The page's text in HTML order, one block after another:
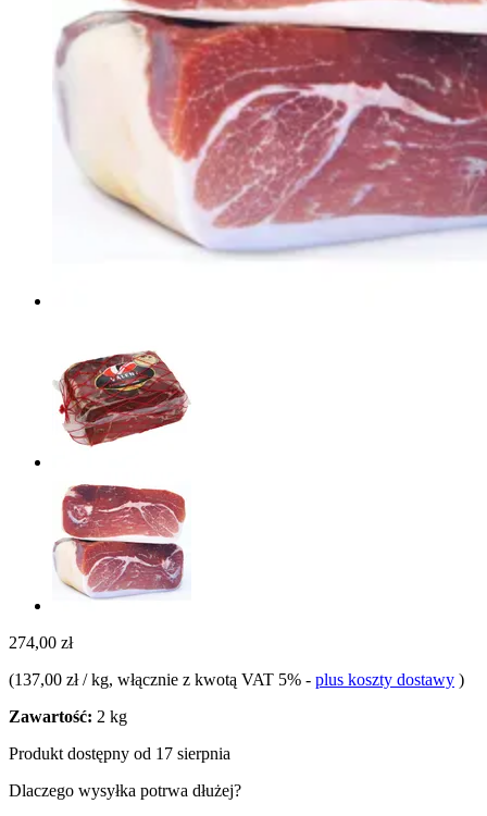
274,00 zł
(137,00 zł / kg, włącznie z kwotą VAT 5% - plus koszty dostawy )
Zawartość: 2 kg
Produkt dostępny od 17 sierpnia
Dlaczego wysyłka potrwa dłużej?